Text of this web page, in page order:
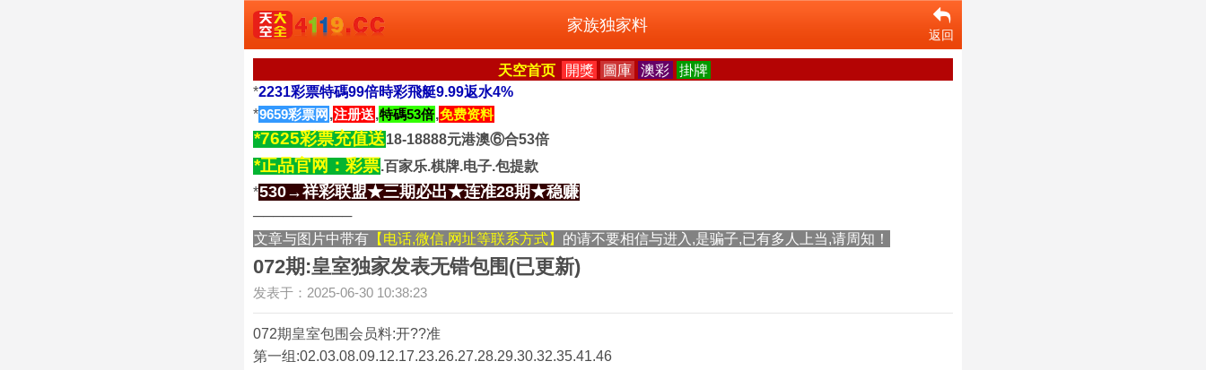
家族独家料
返回
天空首页 開獎 圖庫 澳彩
掛牌
*2231彩票特碼99倍時彩飛艇9.99返水4%
*9659彩票网 ,注册送,特碼53倍,免费资料
*7625彩票充值送18-18888元港澳⑥合53倍
*正品官网：彩票.百家乐.棋牌.电子.包提款
*530→祥彩联盟★三期必出★连准28期★稳赚
──────────
文章与图片中带有 【电话,微信,网址等联系方式】 的请不要相信与进入,是骗子,已有多人上当,请周知！
072期:皇室独家发表无错包围(已更新)
发表于：2025-06-30 10:38:23
072期皇室包围会员料:开??准
第一组:02.03.08.09.12.17.23.26.27.28.29.30.32.35.41.46